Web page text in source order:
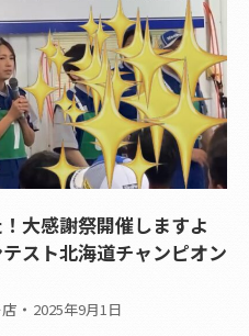
大感謝祭開催しますよ
スト北海道チャンピオン
2025年9月1日